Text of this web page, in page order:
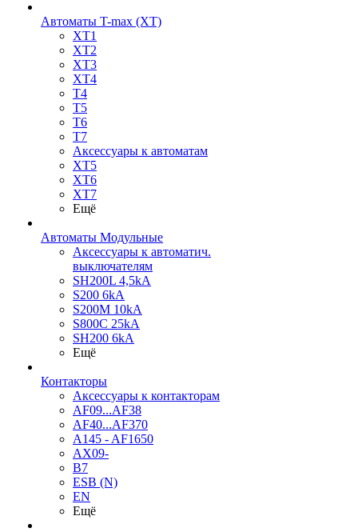
Автоматы T-max (XT)
XT1
XT2
XT3
XT4
T4
T5
T6
T7
Аксессуары к автоматам
XT5
XT6
XT7
Ещё
Автоматы Модульные
Аксессуары к автоматич.
выключателям
SH200L 4,5kA
S200 6kA
S200M 10kA
S800C 25kA
SH200 6kA
Ещё
Контакторы
Аксессуары к контакторам
AF09...AF38
AF40...AF370
A145 - AF1650
AX09-
B7
ESB (N)
EN
Ещё